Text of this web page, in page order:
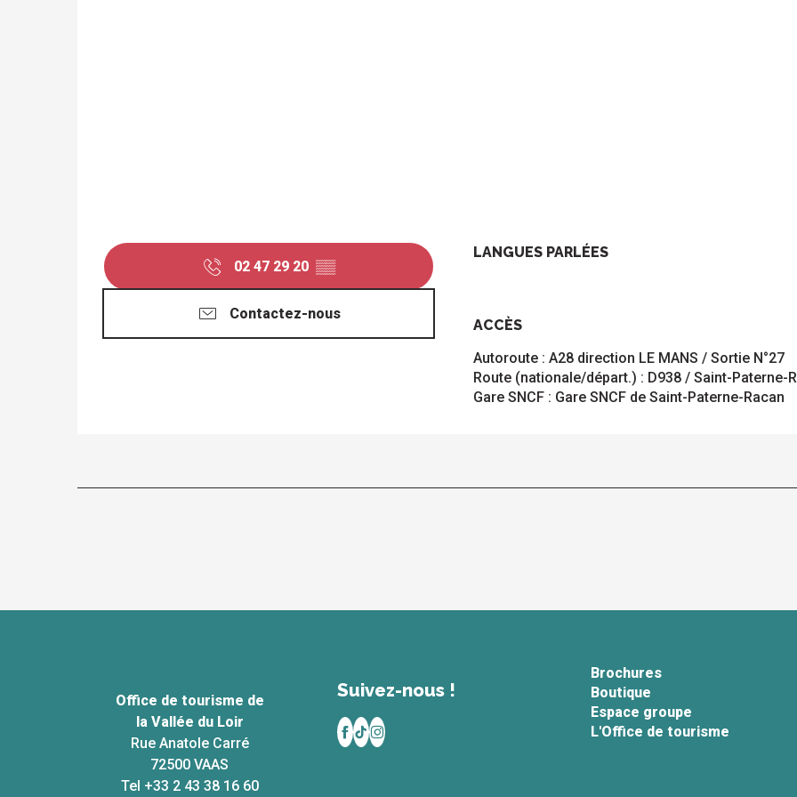
02 47 29 20 ▒▒
Contactez-nous
LANGUES PARLÉES
LANGUES PARLÉES
ACCÈS
ACCÈS
Autoroute : A28 direction LE MANS / Sortie N°27
Route (nationale/départ.) : D938 / Saint-Paterne-
Gare SNCF : Gare SNCF de Saint-Paterne-Racan
Office de tourisme de
la Vallée du Loir
Rue Anatole Carré
72500 VAAS
Tel +33 2 43 38 16 60
Suivez-nous !
Brochures
Boutique
Espace groupe
L'Office de tourisme